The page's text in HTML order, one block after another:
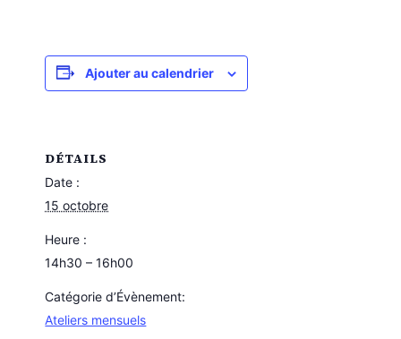
Ajouter au calendrier
DÉTAILS
Date :
15 octobre
Heure :
14h30 – 16h00
Catégorie d’Évènement:
Ateliers mensuels